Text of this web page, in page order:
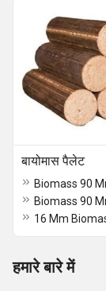
बायोमास पैलेट
16 Mm
हमारे बारे में